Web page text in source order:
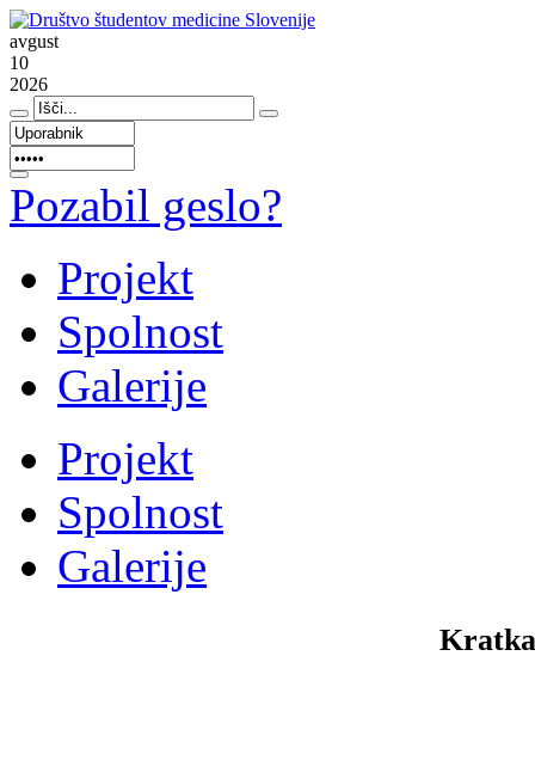
avgust
10
2026
Pozabil geslo?
Projekt
Spolnost
Galerije
Projekt
Spolnost
Galerije